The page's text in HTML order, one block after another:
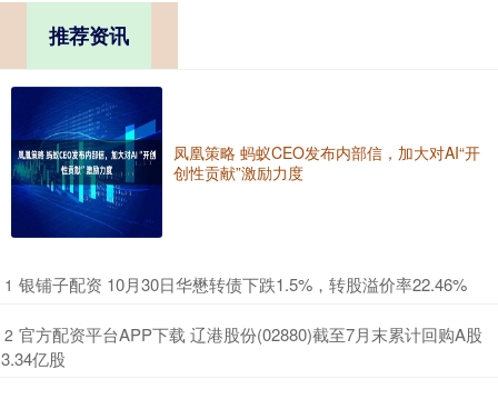
推荐资讯
凤凰策略 蚂蚁CEO发布内部信，加大对AI“开
创性贡献”激励力度
1 ​银铺子配资 10月30日华懋转债下跌1.5%，转股溢价率22.46%
2 ​官方配资平台APP下载 辽港股份(02880)截至7月末累计回购A股
3.34亿股